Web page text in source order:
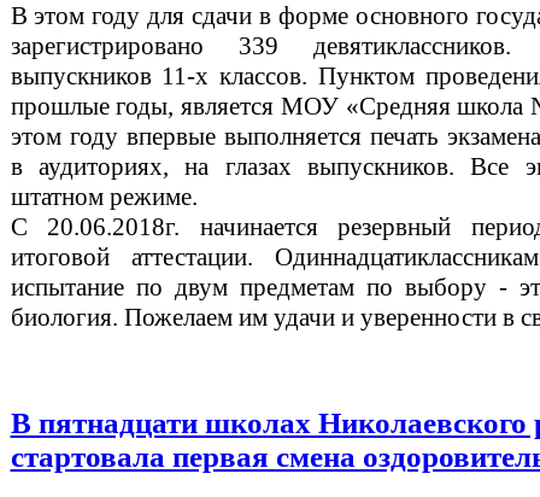
В этом году для сдачи в форме основного
зарегистрировано 339
выпускников 11-х классов. Пунктом
прошлые годы, является МОУ «Средняя школа
этом году впервые выполняется печать
в аудиториях, на глазах выпускников. Все
штатном режиме.
С 20.06.2018г. начинается резервный
итоговой аттестации.
испытание по двум предметам по выбору -
биология. Пожелаем им удачи и уверенности в
В пятнадцати школах Николаевского
стартовала первая смена